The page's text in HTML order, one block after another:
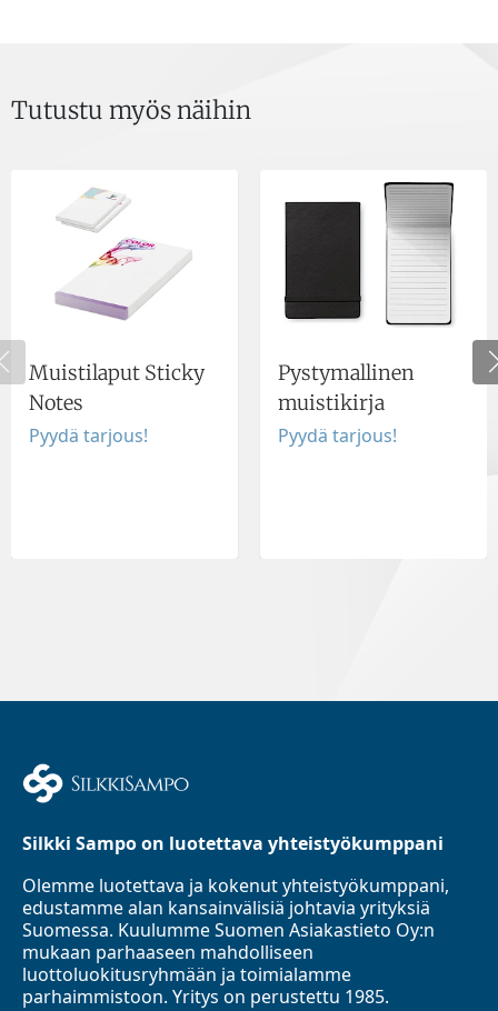
Tutustu myös näihin
Muistilaput Sticky
Notes
Pyydä tarjous!
Pystymallinen
muistikirja
Pyydä tarjous!
Silkki Sampo on luotettava yhteistyökumppani
Olemme luotettava ja kokenut yhteistyökumppani,
edustamme alan kansainvälisiä johtavia yrityksiä
Suomessa. Kuulumme Suomen Asiakastieto Oy:n
mukaan parhaaseen mahdolliseen
luottoluokitusryhmään ja toimialamme
parhaimmistoon. Yritys on perustettu 1985.